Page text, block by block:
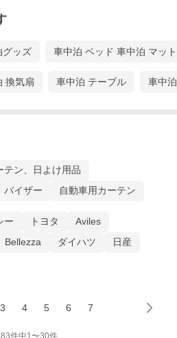
グッズ 車中泊 ベッド 車中泊 マット
換気扇 車中泊 テーブル 車中
ン、日よけ用品
イザー
自動車用カーテン
ー トヨタ
Aviles
Bellezza ダイハツ
日産
3 4 5 6 7
件中1 〜30件